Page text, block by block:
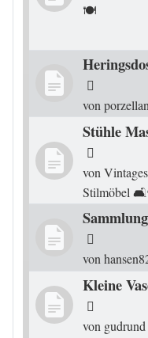
🍽️
von
Stühle
von
Stilmöbel
von
Kleine
von gudrund